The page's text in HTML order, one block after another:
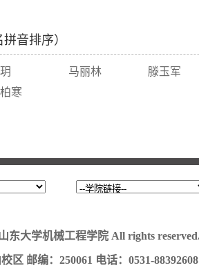
音排序）
马丽林
滕玉军
寒
东大学机械工程学院 All rights
邮编：250061 电话：0531-